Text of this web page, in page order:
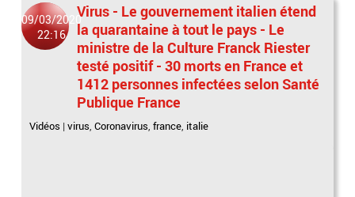
09/03/2020
22:16
Virus - Le gouvernement italien étend
la quarantaine à tout le pays - Le
ministre de la Culture Franck Riester
testé positif - 30 morts en France et
1412 personnes infectées selon Santé
Publique France
Vidéos |virus,Coronavirus,france, italie